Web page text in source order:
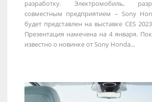
разработку. Электромобиль,
совместным предприятием – Sony
будет представлен на выставке CES
Презентация намечена на 4 января.
известно о новинке от Sony Honda...